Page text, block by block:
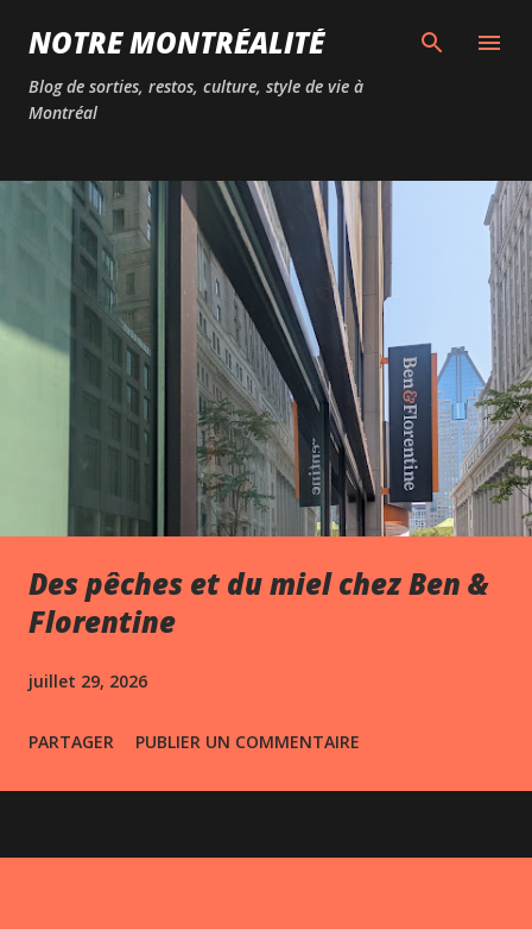
Passer au contenu principal
NOTRE MONTRÉALITÉ
Blog de sorties, restos, culture, style de vie à
Montréal
Des pêches et du miel chez Ben &
Florentine
juillet 29, 2026
PARTAGER PUBLIER UN COMMENTAIRE